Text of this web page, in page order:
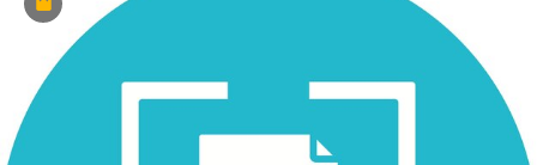
Premium